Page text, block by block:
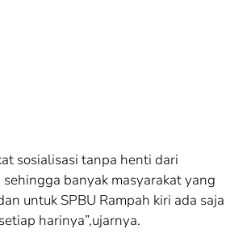
sosialisasi tanpa henti dari
banyak masyarakat yang
untuk SPBU Rampah kiri ada saja
harinya”,ujarnya.